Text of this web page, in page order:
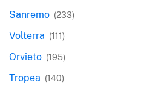
Sanremo (233)
Volterra (111)
Orvieto (195)
Tropea (140)